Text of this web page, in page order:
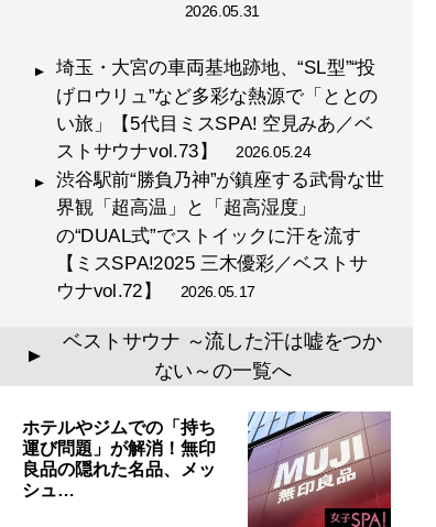
2026.05.31
埼玉・大宮の車両基地跡地、“SL型”“投
げロウリュ”など多彩な熱源で「ととの
い旅」【5代目ミスSPA! 空見みあ／ベ
ストサウナvol.73】 2026.05.24
渋谷駅前“勝負乃神”が鎮座する武骨な世
界観「超高温」と「超高湿度」
の“DUAL式”でストイックに汗を流す
【ミスSPA!2025 三木優彩／ベストサ
ウナvol.72】
2026.05.17
▲
ベストサウナ ～流した汗は嘘をつか
ない～の一覧へ
ホテルやジムでの「持ち
運び問題」が解消！無印
良品の隠れた名品、メッ
シュ…